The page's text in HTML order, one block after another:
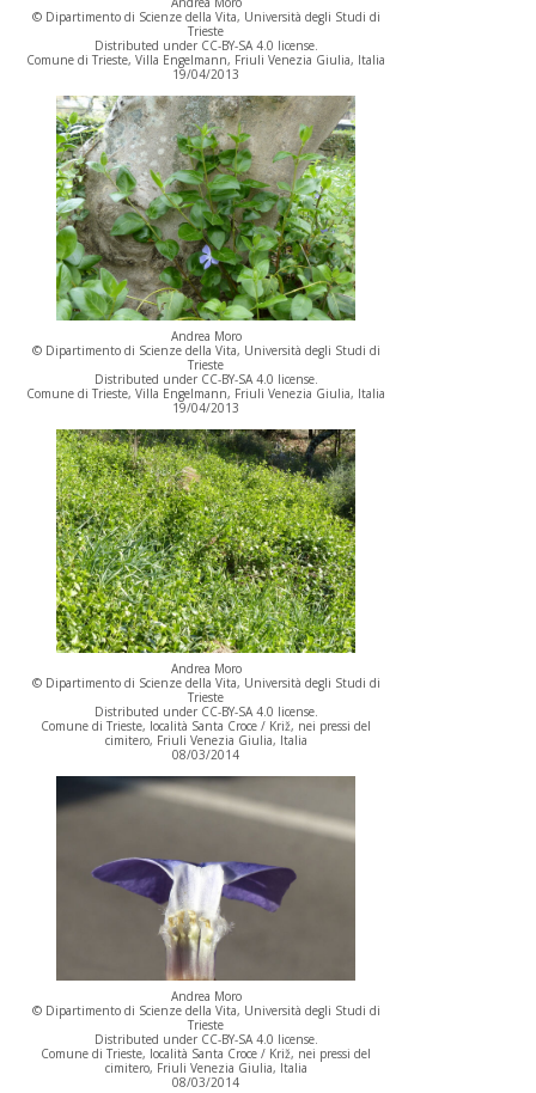
© Dipartimento di Scienze della Vita, Università degli Studi di
Trieste
Distributed under CC-BY-SA 4.0 license.
Comune di Trieste, Villa Engelmann, Friuli Venezia Giulia, Italia
19/04/2013
Andrea Moro
© Dipartimento di Scienze della Vita, Università degli Studi di
Trieste
Distributed under CC-BY-SA 4.0 license.
Comune di Trieste, Villa Engelmann, Friuli Venezia Giulia, Italia
19/04/2013
Andrea Moro
© Dipartimento di Scienze della Vita, Università degli Studi di
Trieste
Distributed under CC-BY-SA 4.0 license.
Comune di Trieste, località Santa Croce / Križ, nei pressi del
cimitero, Friuli Venezia Giulia, Italia
08/03/2014
Andrea Moro
© Dipartimento di Scienze della Vita, Università degli Studi di
Trieste
Distributed under CC-BY-SA 4.0 license.
Comune di Trieste, località Santa Croce / Križ, nei pressi del
cimitero, Friuli Venezia Giulia, Italia
08/03/2014